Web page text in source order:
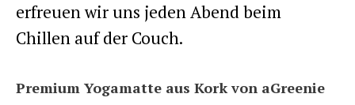
erfreuen wir uns jeden Abend beim
Chillen auf der Couch.
Premium Yogamatte aus Kork von aGreenie